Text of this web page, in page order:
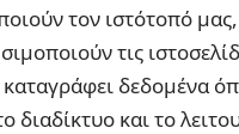
τον ιστότοπό
τις
δεδομένα
και το